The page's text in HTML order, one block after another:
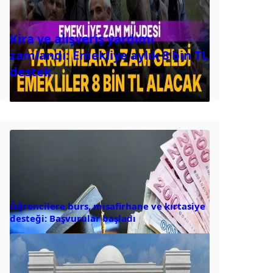
Kira ve alışveriş yardımı
zamlandı: Emekliye aylık 8 bin TL
destek
Öğrencilere burs, misafirhane ve kırtasiye
desteği: Başvurular başladı